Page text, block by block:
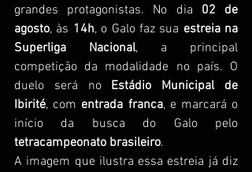
grandes protagonistas. No dia 02 de
agosto, às 14h, o Galo faz sua estreia na
Superliga Nacional, a principal
competição da modalidade no país. O
duelo será no Estádio Municipal de
Ibirité, com entrada franca, e marcará o
tetracampeonato brasileiro.
A imagem que ilustra essa estreia já diz